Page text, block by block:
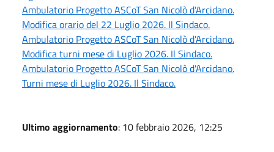
Ambulatorio Progetto ASCoT San Nicolò d'Arcidano.
Modifica orario del 22 Luglio 2026. Il Sindaco.
Ambulatorio Progetto ASCoT San Nicolò d'Arcidano.
Modifica turni mese di Luglio 2026. Il Sindaco.
Ambulatorio Progetto ASCoT San Nicolò d'Arcidano.
Turni mese di Luglio 2026. Il Sindaco.
Ultimo aggiornamento: 10 febbraio 2026, 12:25